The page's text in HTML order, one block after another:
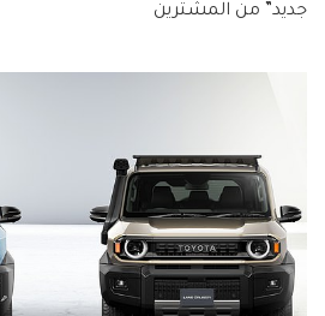
جديد” من المشترين